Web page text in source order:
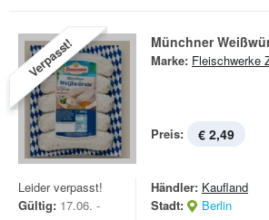
Verpasst! Münchner
Marke: Fleischwerke
Preis: € 2,49
Leider verpasst!
Gültig: 17.06. -
Händler: Kaufland
Stadt:
Berlin